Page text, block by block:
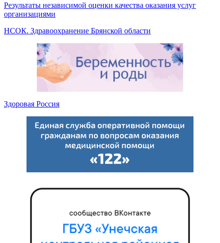
Результаты независимой оценки качества оказания услуг
организациями
НСОК. Здравоохранение Брянской области
Здоровая Россия